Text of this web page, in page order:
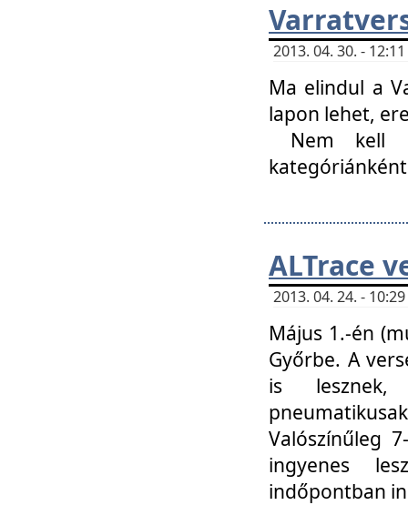
2013. 04. 30. -
Ma elindul a
lapon lehet,
Nem kell
ALTrace
2013. 04. 24. -
Május 1.-én
Győrbe. A
is lesznek,
Valószínűleg
ingyenes
indőpontban